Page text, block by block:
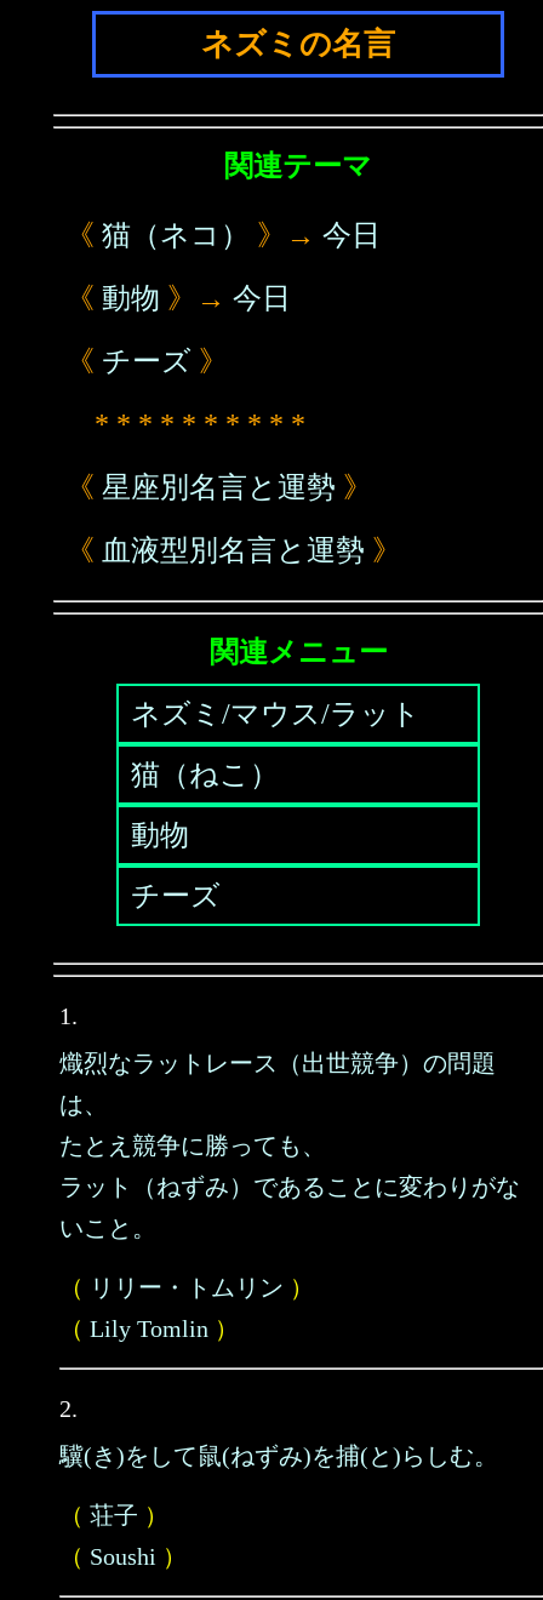
ネズミの名言
関連テーマ
《 猫（ネコ） 》→ 今日
《 動物 》→ 今日
《 チーズ 》
* * * * * * * * * *
《 星座別名言と運勢 》
《 血液型別名言と運勢 》
関連メニュー
ネズミ/マウス/ラット
猫（ねこ）
動物
チーズ
1.
熾烈なラットレース（出世競争）の問題
は、
たとえ競争に勝っても、
ラット（ねずみ）であることに変わりがな
いこと。
（ リリー・トムリン ）
（ Lily Tomlin ）
2.
驥(き)をして鼠(ねずみ)を捕(と)らしむ。
（ 荘子 ）
（ Soushi ）